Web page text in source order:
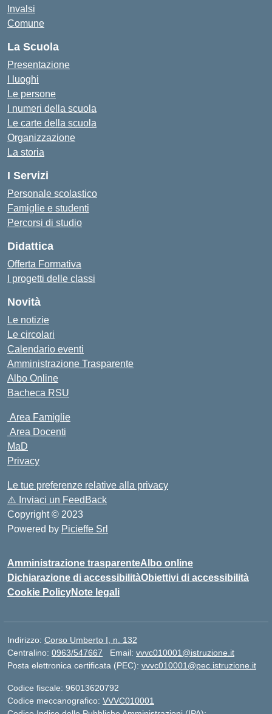
Invalsi
Comune
La Scuola
Presentazione
I luoghi
Le persone
I numeri della scuola
Le carte della scuola
Organizzazione
La storia
I Servizi
Personale scolastico
Famiglie e studenti
Percorsi di studio
Didattica
Offerta Formativa
I progetti delle classi
Novità
Le notizie
Le circolari
Calendario eventi
Amministrazione Trasparente
Albo Online
Bacheca RSU
Area Famiglie
Area Docenti
MaD
Privacy
Le tue preferenze relative alla privacy
⚠️ Inviaci un FeedBack
Copyright © 2023
Powered by Picieffe Srl
Amministrazione trasparenteAlbo online
Dichiarazione di accessibilitàObiettivi di accessibilità
Cookie PolicyNote legali
Indirizzo: Corso Umberto I, n. 132
Centralino: 0963/547667 Email: vvvc010001@istruzione.it
Posta elettronica certificata (PEC): vvvc010001@pec.istruzione.it
Codice fiscale: 96013620792
Codice meccanografico: VVVC010001